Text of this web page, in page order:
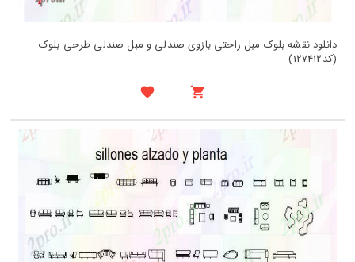
دانلود نقشه بلوک مبل راحتی بازوی صندلی و مبل صندلی طرحی بلوک
(کد127412)